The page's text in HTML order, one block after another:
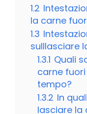
1.2
la carne
1.3
sulllasciare
1.3.1 Quali
carne
tempo?
1.3.2 In
lasciare la